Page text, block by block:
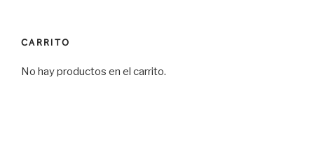
CARRITO
No hay productos en el carrito.